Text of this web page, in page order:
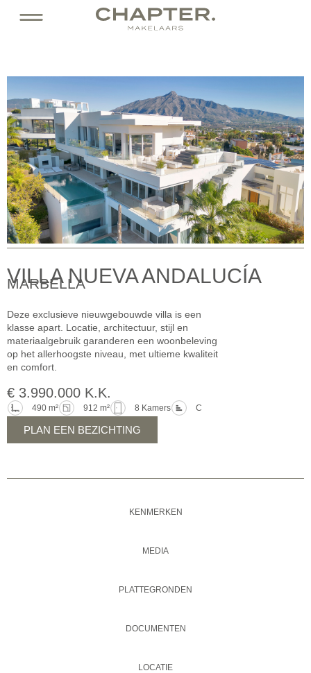
VILLA NUEVA ANDALUCÍA
MARBELLA
Deze exclusieve nieuwgebouwde villa is een
klasse apart. Locatie, architectuur, stijl en
materiaalgebruik garanderen een woonbeleving
op het allerhoogste niveau, met ultieme kwaliteit
en comfort.
€ 3.990.000 K.K.
490 m² 912 m² 8 Kamers C
PLAN EEN BEZICHTING
KENMERKEN
MEDIA
PLATTEGRONDEN
DOCUMENTEN
LOCATIE